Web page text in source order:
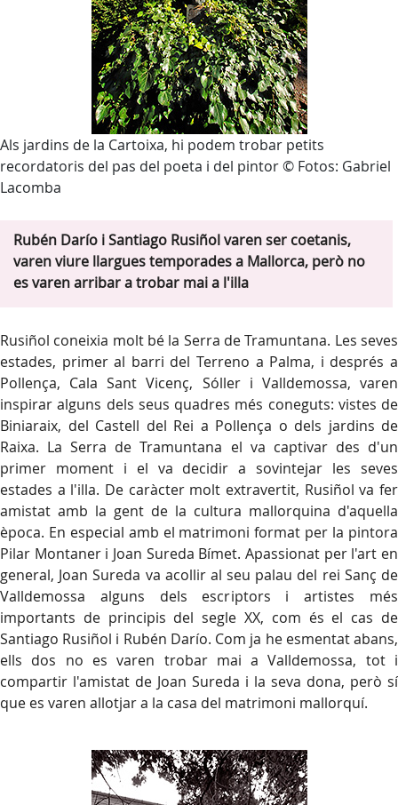
Als jardins de la Cartoixa, hi podem trobar petits
recordatoris del pas del poeta i del pintor © Fotos: Gabriel
Lacomba
Rubén Darío i Santiago Rusiñol varen ser coetanis,
varen viure llargues temporades a Mallorca, però no
es varen arribar a trobar mai a l'illa
Rusiñol coneixia molt bé la Serra de Tramuntana. Les seves
estades, primer al barri del Terreno a Palma, i després a
Pollença, Cala Sant Vicenç, Sóller i Valldemossa, varen
inspirar alguns dels seus quadres més coneguts: vistes de
Biniaraix, del Castell del Rei a Pollença o dels jardins de
Raixa. La Serra de Tramuntana el va captivar des d'un
primer moment i el va decidir a sovintejar les seves
estades a l'illa. De caràcter molt extravertit, Rusiñol va fer
amistat amb la gent de la cultura mallorquina d'aquella
època. En especial amb el matrimoni format per la pintora
Pilar Montaner i Joan Sureda Bímet. Apassionat per l'art en
general, Joan Sureda va acollir al seu palau del rei Sanç de
Valldemossa alguns dels escriptors i artistes més
importants de principis del segle XX, com és el cas de
Santiago Rusiñol i Rubén Darío. Com ja he esmentat abans,
ells dos no es varen trobar mai a Valldemossa, tot i
compartir l'amistat de Joan Sureda i la seva dona, però sí
que es varen allotjar a la casa del matrimoni mallorquí.